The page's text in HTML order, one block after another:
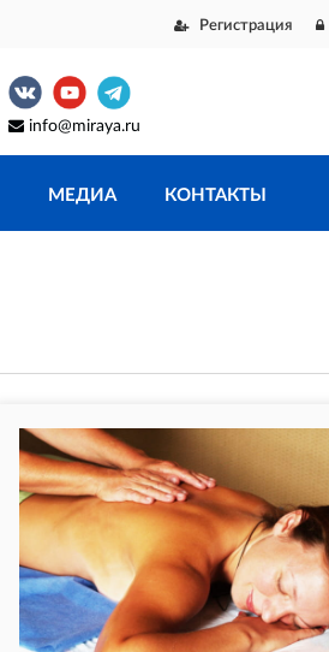
Регистрация
info@miraya.ru
МЕДИА КОНТАКТЫ